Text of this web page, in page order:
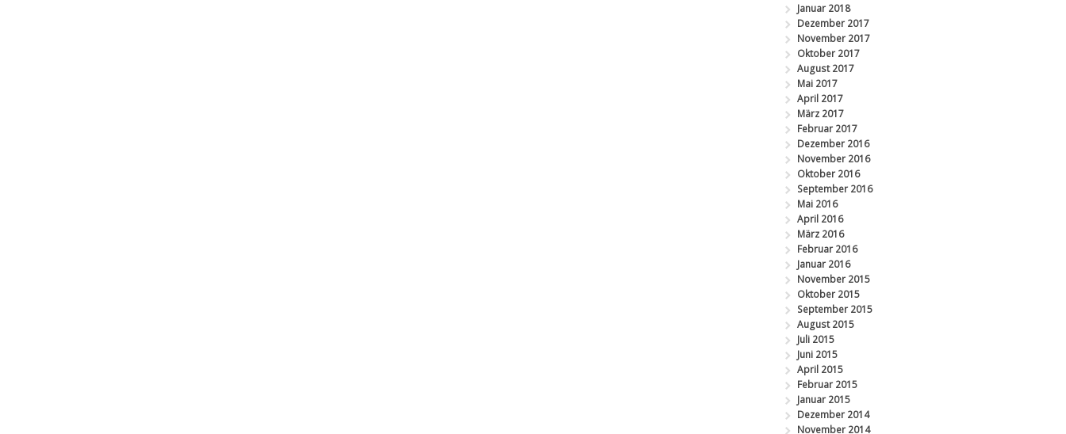
Januar 2018
Dezember 2017
November 2017
Oktober 2017
August 2017
Mai 2017
April 2017
März 2017
Februar 2017
Dezember 2016
November 2016
Oktober 2016
September 2016
Mai 2016
April 2016
März 2016
Februar 2016
Januar 2016
November 2015
Oktober 2015
September 2015
August 2015
Juli 2015
Juni 2015
April 2015
Februar 2015
Januar 2015
Dezember 2014
November 2014